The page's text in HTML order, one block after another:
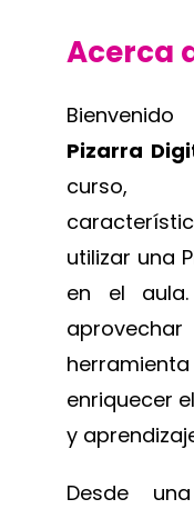
Acerca
Pizarra
curso,
utilizar una
en el aula.
enriquecer
y
Desde